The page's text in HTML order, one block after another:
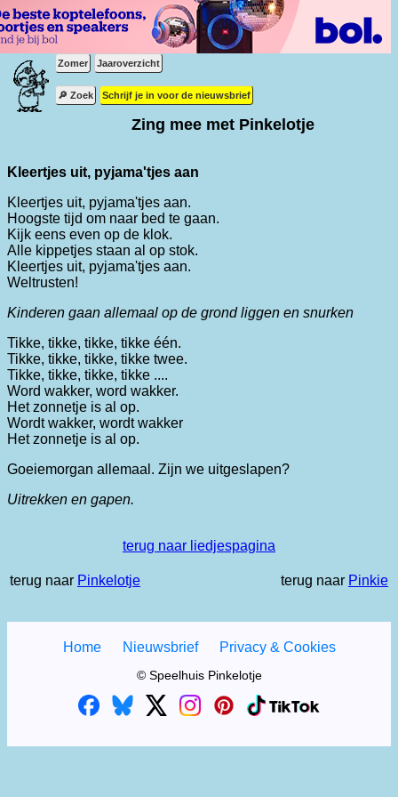
Zomer Jaaroverzicht
🔎 Zoek Schrijf je in voor de nieuwsbrief
Zing mee met Pinkelotje
Kleertjes uit, pyjama'tjes aan
Kleertjes uit, pyjama'tjes aan.
Hoogste tijd om naar bed te gaan.
Kijk eens even op de klok.
Alle kippetjes staan al op stok.
Kleertjes uit, pyjama'tjes aan.
Weltrusten!
Kinderen gaan allemaal op de grond liggen en snurken
Tikke, tikke, tikke, tikke één.
Tikke, tikke, tikke, tikke twee.
Tikke, tikke, tikke, tikke ....
Word wakker, word wakker.
Het zonnetje is al op.
Wordt wakker, wordt wakker
Het zonnetje is al op.
Goeiemorgan allemaal. Zijn we uitgeslapen?
Uitrekken en gapen.
terug naar liedjespagina
terug naar Pinkelotje terug naar Pinkie
Home Nieuwsbrief Privacy & Cookies
© Speelhuis Pinkelotje